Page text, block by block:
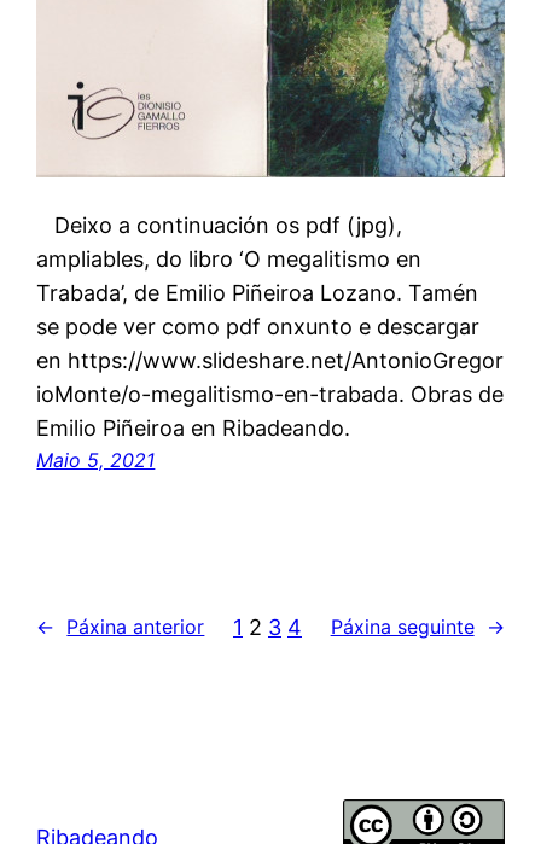
Deixo a continuación os pdf (jpg),
ampliables, do libro ‘O megalitismo en
Trabada’, de Emilio Piñeiroa Lozano. Tamén
se pode ver como pdf onxunto e descargar
en https://www.slideshare.net/AntonioGregor
ioMonte/o-megalitismo-en-trabada. Obras de
Emilio Piñeiroa en Ribadeando.
Maio 5, 2021
← Páxina anterior 1 2 3 4 Páxina seguinte →
Ribadeando